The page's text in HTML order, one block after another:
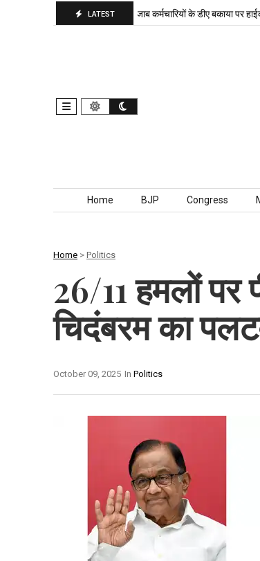
LATEST
बरकरार, बांकीपुर में… पंजाब कर्मचारियों के डीए बकाया पर
Skip to content
Home BJP Congress
Home > Politics
26/11 हमलों पर
चिदंबरम का
In Politics
October 09, 2025